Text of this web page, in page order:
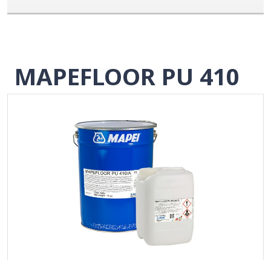
MAPEFLOOR PU 410